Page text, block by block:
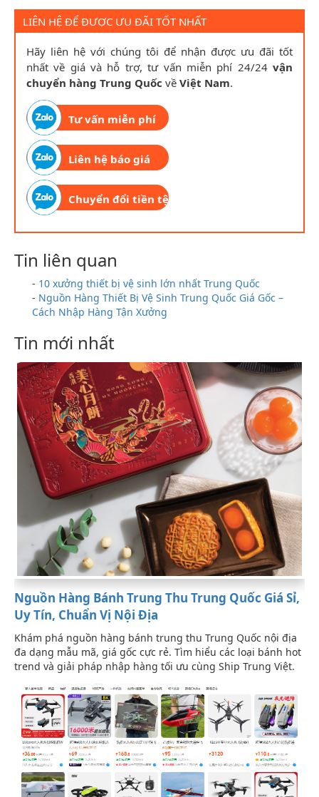
LIÊN HỆ ĐỂ ĐƯỢC ƯU ĐÃI TỐT NHẤT
Hãy liên hệ với chúng tôi để nhận được ưu đãi tốt
nhất về giá và hỗ trợ, tư vấn miễn phí 24/24 vận
chuyển hàng Trung Quốc về Việt Nam.
Tư vấn miễn phí
Liên hệ báo giá
Chuyển đổi tiền tệ
Tin liên quan
- 10 xưởng thiết bị vệ sinh lớn nhất Trung Quốc
- Nguồn Hàng Thiết Bị Vệ Sinh Trung Quốc Giá Gốc –
Cách Nhập Hàng Tận Xưởng
Tin mới nhất
Nguồn Hàng Bánh Trung Thu Trung Quốc Giá Sỉ,
Uy Tín, Chuẩn Vị Nội Địa
Khám phá nguồn hàng bánh trung thu Trung Quốc nội địa
đa dạng mẫu mã, giá gốc cực rẻ. Tìm hiểu các loại bánh hot
trend và giải pháp nhập hàng tối ưu cùng Ship Trung Việt.